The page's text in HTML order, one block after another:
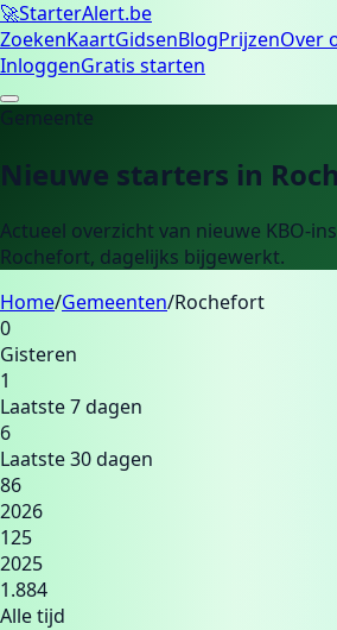
🚀StarterAlert.be
ZoekenKaartGidsenBlogPrijzenOver
InloggenGratis starten
Gemeente
Nieuwe starters in
Actueel overzicht van nieuwe KBO-
Rochefort, dagelijks bijgewerkt.
Home/Gemeenten/Rochefort
0
Gisteren
1
Laatste 7 dagen
6
Laatste 30 dagen
86
2026
125
2025
1.884
Alle tijd